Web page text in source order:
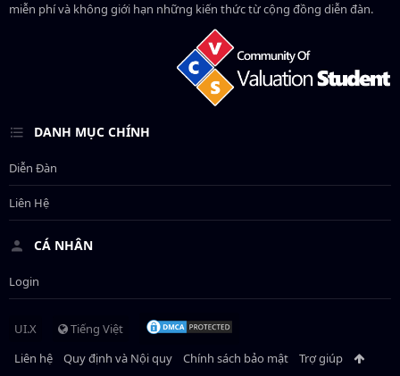
miễn phí và không giới hạn những kiến thức từ cộng đồng diễn đàn.
DANH MỤC CHÍNH
Diễn Đàn
Liên Hệ
CÁ NHÂN
Login
UI.X
Tiếng Việt
Liên hệ
Quy định và Nội quy Chính sách bảo mật Trợ giúp